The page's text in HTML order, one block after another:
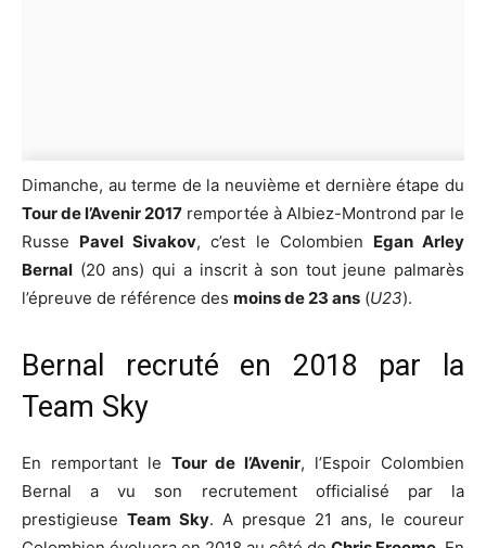
Dimanche, au terme de la neuvième et dernière étape du
Tour de l’Avenir 2017 remportée à Albiez-Montrond par le
Russe Pavel Sivakov, c’est le Colombien Egan Arley
Bernal (20 ans) qui a inscrit à son tout jeune palmarès
l’épreuve de référence des moins de 23 ans (U23).
Bernal recruté en 2018 par la
Team Sky
En remportant le Tour de l’Avenir, l’Espoir Colombien
Bernal a vu son recrutement officialisé par la
prestigieuse Team Sky. A presque 21 ans, le coureur